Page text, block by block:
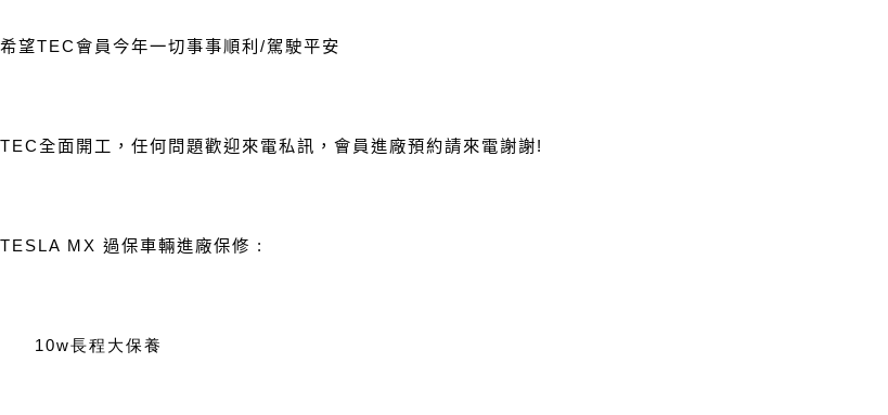
希望TEC會員今年一切事事順利 /駕駛平安
TEC全面開工，任何問題歡迎來電私訊，會員進廠預約請來電謝謝!
TESLA MX 過保車輛進廠保修 :
10w長程大保養